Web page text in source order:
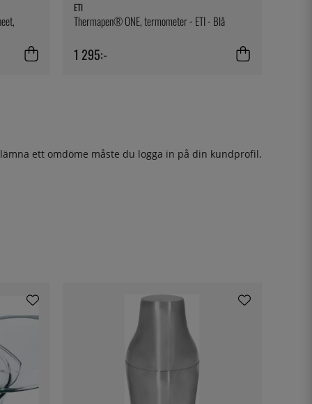
ETI
Thermapen® ONE, termometer - ETI - Blå
1 295:-
ett omdöme måste du logga in på din kundprofil.